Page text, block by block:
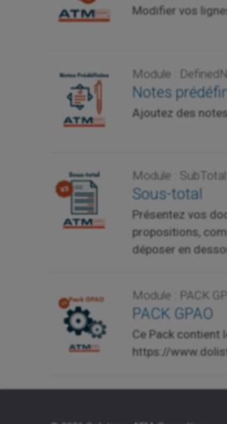
Modifier vos
Module :
Notes
Ajoutez des
Module : SubTotal
Sous-total
Présentez vos
propositions,
déposer en
Module : PACK
PACK GPAO
Ce Pack contient
https://